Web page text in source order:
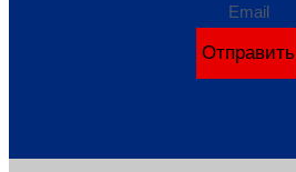
Email
Отправить